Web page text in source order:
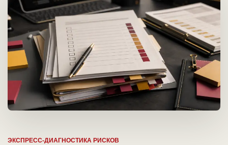
ЭКСПРЕСС-ДИАГНОСТИКА РИСКОВ